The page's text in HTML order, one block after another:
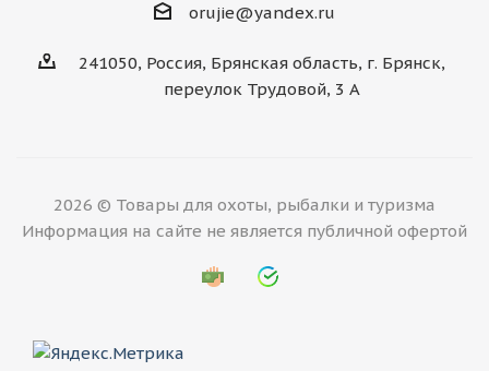
orujie@yandex.ru
241050, Россия, Брянская область, г. Брянск,
переулок Трудовой, 3 А
2026 © Товары для охоты, рыбалки и туризма
Информация на сайте не является публичной офертой